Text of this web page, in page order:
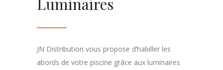
JN Distribution vous propose d’habiller les
abords de votre piscine grâce aux luminaires